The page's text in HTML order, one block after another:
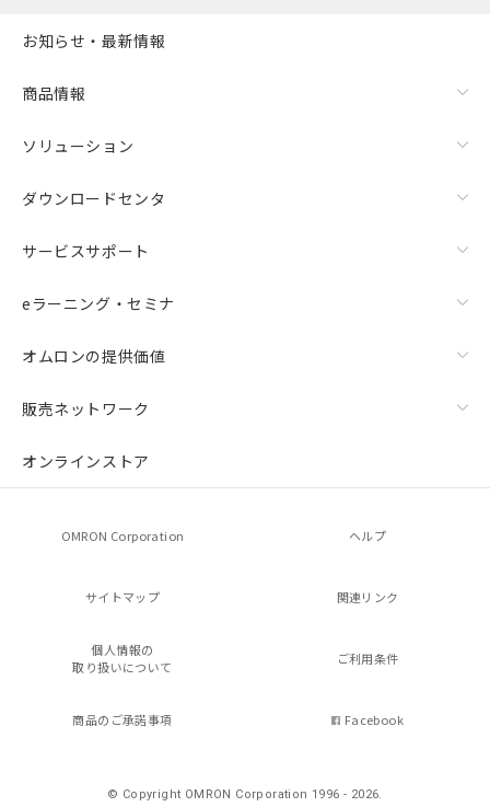
お知らせ・最新情報
商品情報
ソリューション
ダウンロードセンタ
サービスサポート
eラーニング・セミナ
オムロンの提供価値
販売ネットワーク
オンラインストア
OMRON Corporation ヘルプ
サイトマップ 関連リンク
個人情報の
取り扱いについて
ご利用条件
商品のご承諾事項 Facebook
© Copyright OMRON Corporation 1996 - 2026.